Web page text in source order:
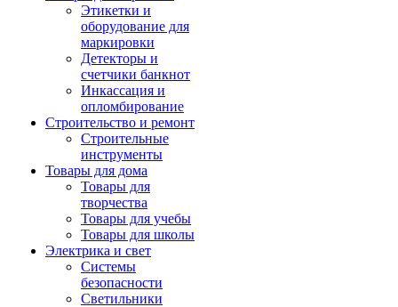
Этикетки и
оборудование для
маркировки
Детекторы и
счетчики банкнот
Инкассация и
опломбирование
Строительство и ремонт
Строительные
инструменты
Товары для дома
Товары для
творчества
Товары для учебы
Товары для школы
Электрика и свет
Системы
безопасности
Светильники